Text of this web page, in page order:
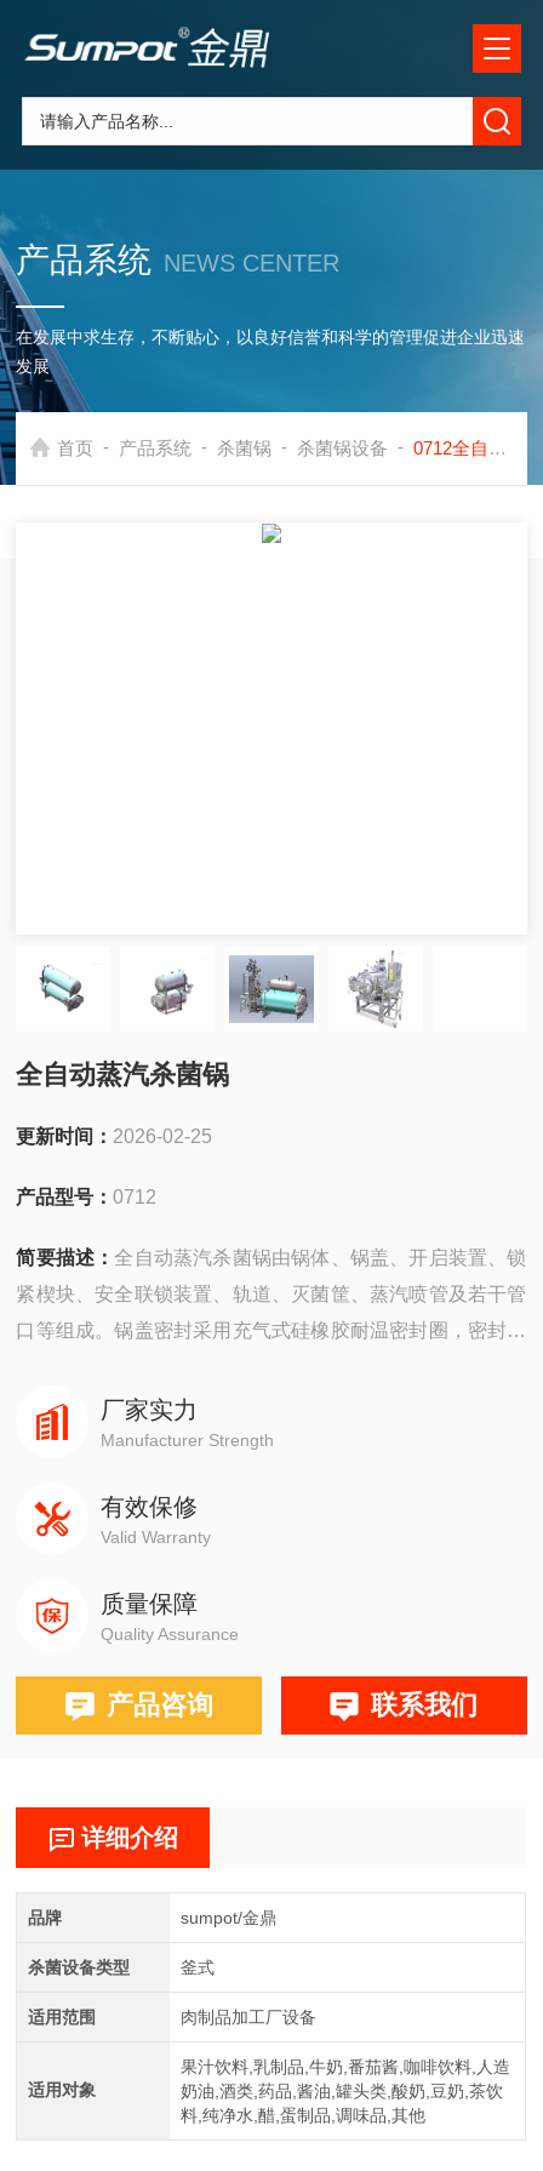
产品系统 NEWS CENTER
在发展中求生存，不断贴心，以良好信誉和科学的管理促进企业迅速
发展
首页 - 产品系统 - 杀菌锅 - 杀菌锅设备 - 0712全自动蒸汽杀菌锅
全自动蒸汽杀菌锅
更新时间： 2026-02-25
产品型号：0712
简要描述：全自动蒸汽杀菌锅由锅体、锅盖、开启装置、锁
紧楔块、安全联锁装置、轨道、灭菌筐、蒸汽喷管及若干管
口等组成。锅盖密封采用充气式硅橡胶耐温密封圈，密封可
液料沸腾时间短、加热温度容易控制等特点。
厂家实力
Manufacturer Strength
有效保修
Valid Warranty
质量保障
Quality Assurance
产品咨询 联系我们
详细介绍
品牌 sumpot/金鼎
杀菌设备类型 釜式
适用范围 肉制品加工厂设备
适用对象
果汁饮料,乳制品,牛奶,番茄酱,咖啡饮料,人造
奶油,酒类,药品,酱油,罐头类,酸奶,豆奶,茶饮
料,纯净水,醋,蛋制品,调味品,其他